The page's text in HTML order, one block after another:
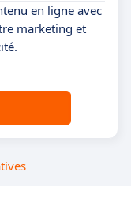
en ligne avec
marketing et